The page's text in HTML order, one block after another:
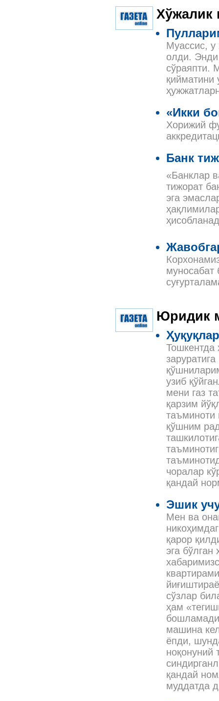
Хўжалик
Муассис, у
олди. Энди
сўраяпти.
қийматини
«Икки
Хорижий
Банк
«Банклар
тижорат
эга
муносабат
Юридик
Тошкентда
узиб
мени газ
қарзим
таъминоти
қўшним
чоралар
қандай
Эшик
Мен ва
қарор
эга
сўзлар
ҳам
машина
ёпди,
ноқонуний
қандай
муддатда